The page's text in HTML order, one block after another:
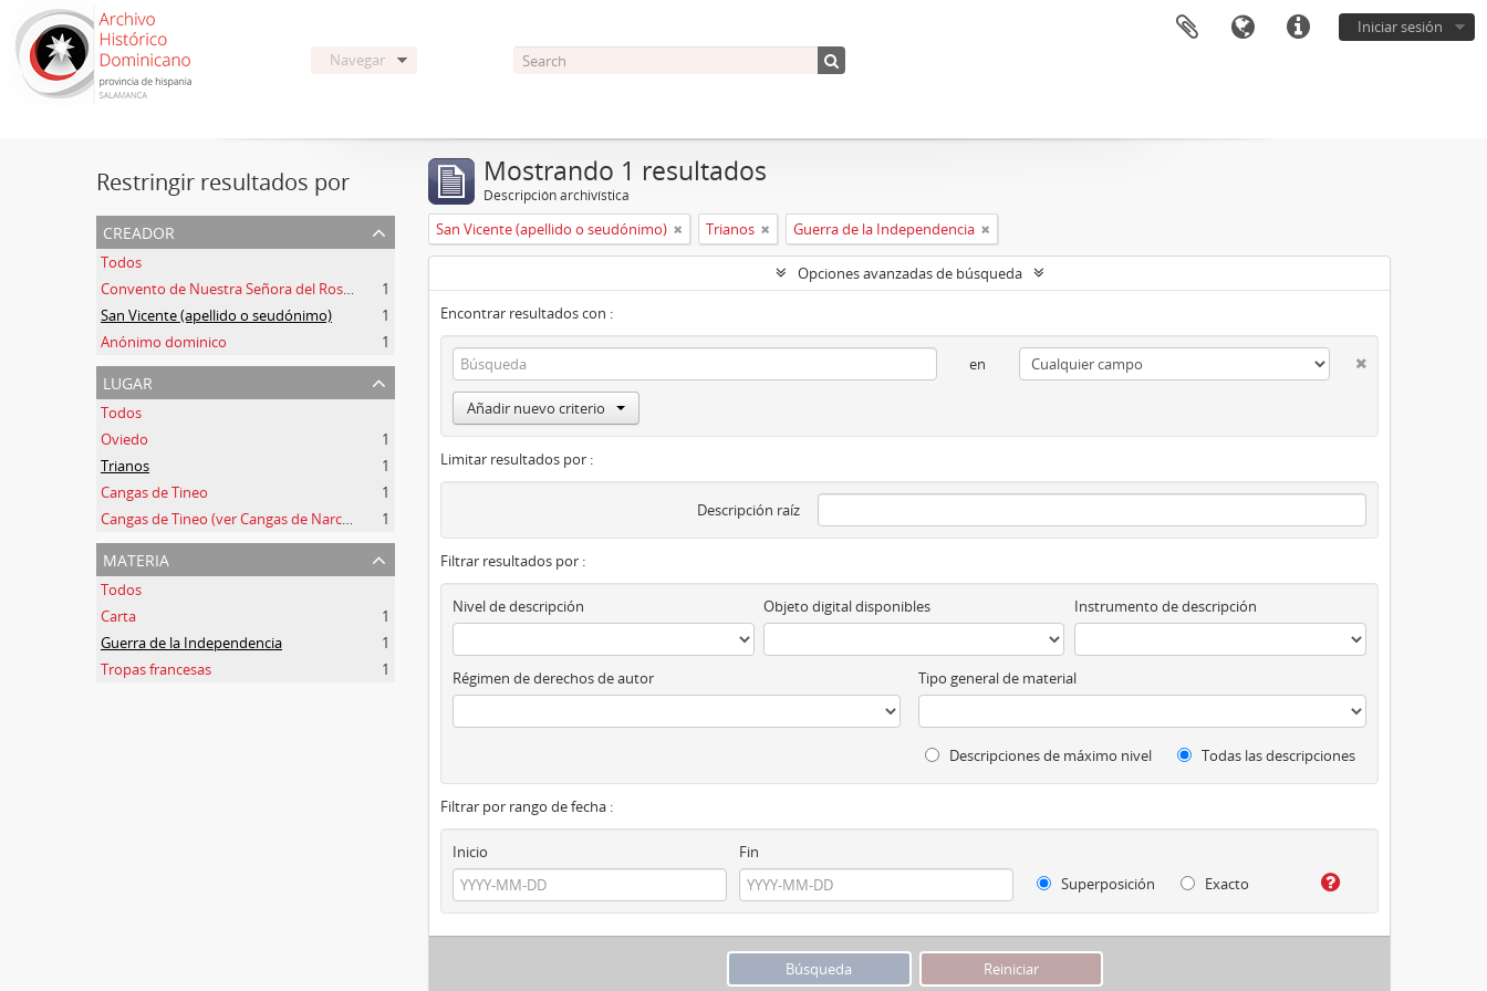
Iniciar sesión
Navegar
Restringir resultados por
creador
Todos
Convento de Nuestra Señora del Rosario de Oviedo
1
San Vicente (apellido o seudónimo)
1
Anónimo dominico
1
lugar
Todos
Oviedo
1
Trianos
1
Cangas de Tineo
1
Cangas de Tineo (ver Cangas de Narcea)
1
materia
Todos
Carta
1
Guerra de la Independencia
1
Tropas francesas
1
Mostrando 1 resultados
Descripción archivística
San Vicente (apellido o seudónimo) Trianos Guerra de la Independencia
Opciones avanzadas de búsqueda
Encontrar resultados con :
en
Añadir nuevo criterio
Limitar resultados por :
Descripción raíz
Filtrar resultados por :
Nivel de descripción Objeto digital disponibles Instrumento de descripción
Régimen de derechos de autor Tipo general de material
Descripciones de máximo nivel Todas las descripciones
Filtrar por rango de fecha :
Inicio
Fin
Superposición
Exacto